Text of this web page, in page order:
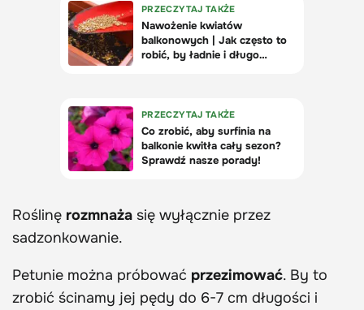
Roślinę rozmnaża się wyłącznie przez
sadzonkowanie.
Petunie można próbować przezimować. By to
zrobić ścinamy jej pędy do 6-7 cm długości i